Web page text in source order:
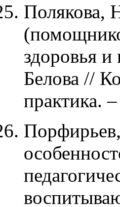
Полякова,
здоровья
Белова //
практика.